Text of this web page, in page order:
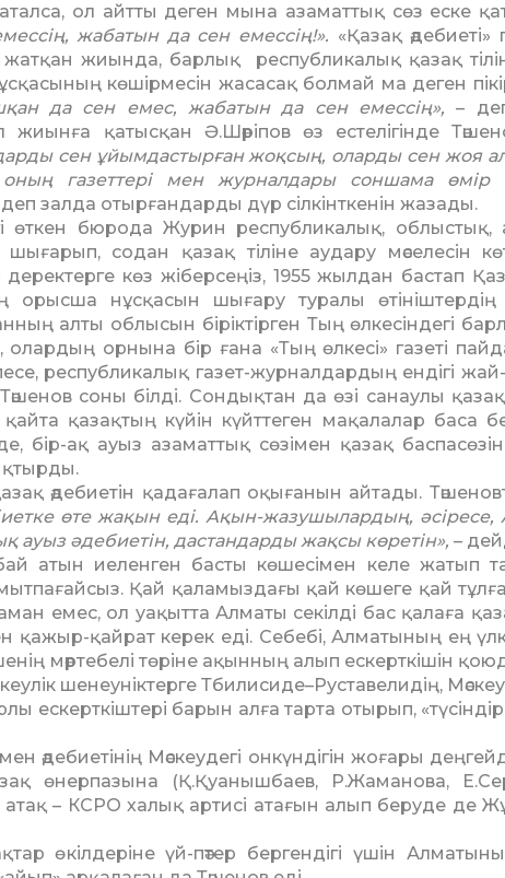
ол айтты деген мына азаматтық сөз еске
жабатын да сен емессің!». «Қазақ
жатқан жиында, барлық республикалық қазақ
көшірмесін жасасақ бол­май ма деген
да сен емес, жабатын да сен емессің», –
жиынға қатысқан Ә.Шәріпов өз естелі­гінде
сен ұйымдастырған жоқсың, оларды сен жоя
газеттері мен журналдары соншама
деп залда отырғандарды дүр сілкінт­кенін жазады.
өткен бюрода Журин республикалық, облыстық,
шығарып, содан қазақ тіліне аудару мәселесін
деректерге көз жіберсеңіз, 1955 жылдан бастап
орыс­ша нұсқасын шығару туралы
алты облысын біріктірген Тың өлкесіндегі
орнына бір ғана «Тың өлкесі» газеті
республи­ка­лық газет-журналдар­дың ендігі
соны білді. Сондықтан да өзі санаулы
қазақтың күйін күйттеген ма­қалалар баса
де, бір-ақ ауыз аза­­мат­тық сөзімен қазақ
әдебие­тін қадағалап оқығанын айтады.
өте жақын еді. Ақын-жазу­шылардың,
ауыз әде­­биетін, дастандарды жақсы көретін», –
атын иеленген басты көшесімен келе жатып
Қай қаламыздағы қай көшеге қай
заман емес, ол уа­­­қыт­та Алматы секілді бас қалаға
қажыр-қайрат керек еді. Себебі, Алматы­ның ең
мәртебелі төріне ақынның алып ескерткішін
шенеуніктерге Тбилисиде–Руста­вели­дің,
ескерт­кіш­тері барын алға тарта отырып,
әде­биетінің Мәскеудегі онкүндігін жоғары
өнерпазына (Қ.Қуанышбаев, Р.Жаманова,
– КСРО халық артисі атағын алып беруде де
өкілде­ріне үй-пәтер бергендігі үшін